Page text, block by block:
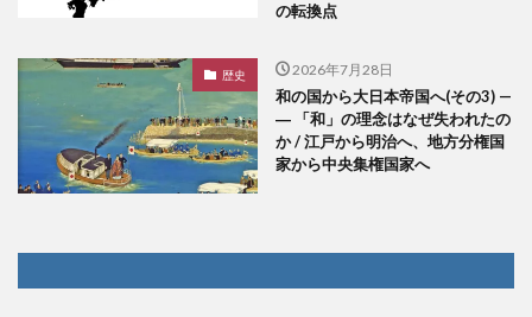
の転換点
歴史 2026年7月28日
和の国から大日本帝国へ(その3) —
― 「和」の理念はなぜ失われたの
か / 江戸から明治へ、地方分権国
家から中央集権国家へ